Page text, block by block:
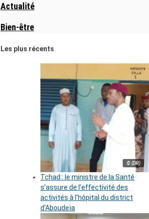
Actualité
Bien-être
Les plus récents
© (DR)
Tchad : le ministre de la Santé
s’assure de l’effectivité des
activités à l’hôpital du district
d’Aboudeïa